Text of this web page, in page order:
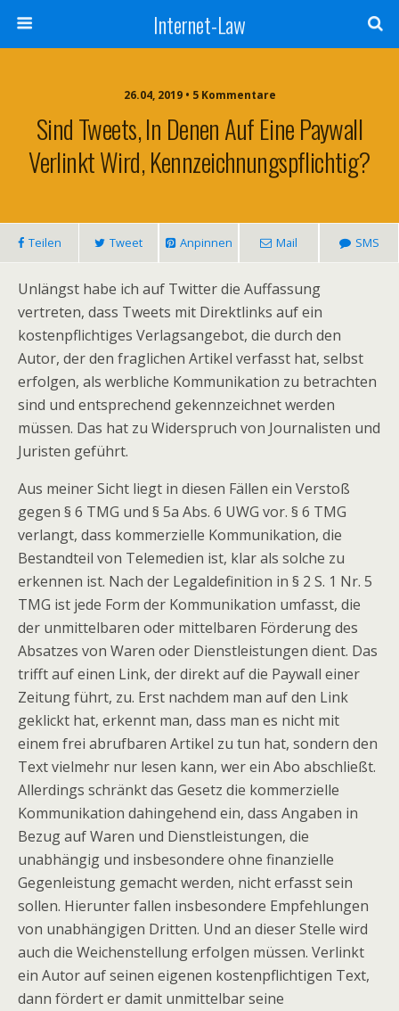
Internet-Law
26.04, 2019 • 5 Kommentare
Sind Tweets, In Denen Auf Eine Paywall
Verlinkt Wird, Kennzeichnungspflichtig?
Teilen Tweet Anpinnen Mail SMS
Unlängst habe ich auf Twitter die Auffassung
vertreten, dass Tweets mit Direktlinks auf ein
kostenpflichtiges Verlagsangebot, die durch den
Autor, der den fraglichen Artikel verfasst hat, selbst
erfolgen, als werbliche Kommunikation zu betrachten
sind und entsprechend gekennzeichnet werden
müssen. Das hat zu Widerspruch von Journalisten und
Juristen geführt.
Aus meiner Sicht liegt in diesen Fällen ein Verstoß
gegen § 6 TMG und § 5a Abs. 6 UWG vor. § 6 TMG
verlangt, dass kommerzielle Kommunikation, die
Bestandteil von Telemedien ist, klar als solche zu
erkennen ist. Nach der Legaldefinition in § 2 S. 1 Nr. 5
TMG ist jede Form der Kommunikation umfasst, die
der unmittelbaren oder mittelbaren Förderung des
Absatzes von Waren oder Dienstleistungen dient. Das
trifft auf einen Link, der direkt auf die Paywall einer
Zeitung führt, zu. Erst nachdem man auf den Link
geklickt hat, erkennt man, dass man es nicht mit
einem frei abrufbaren Artikel zu tun hat, sondern den
Text vielmehr nur lesen kann, wer ein Abo abschließt.
Allerdings schränkt das Gesetz die kommerzielle
Kommunikation dahingehend ein, dass Angaben in
Bezug auf Waren und Dienstleistungen, die
unabhängig und insbesondere ohne finanzielle
Gegenleistung gemacht werden, nicht erfasst sein
sollen. Hierunter fallen insbesondere Empfehlungen
von unabhängigen Dritten. Und an dieser Stelle wird
auch die Weichenstellung erfolgen müssen. Verlinkt
ein Autor auf seinen eigenen kostenpflichtigen Text,
dann fördert er damit unmittelbar seine